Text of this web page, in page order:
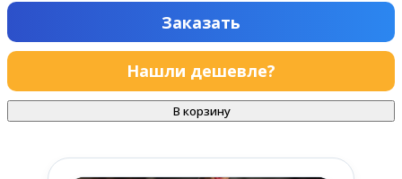
Заказать
Нашли дешевле?
В корзину